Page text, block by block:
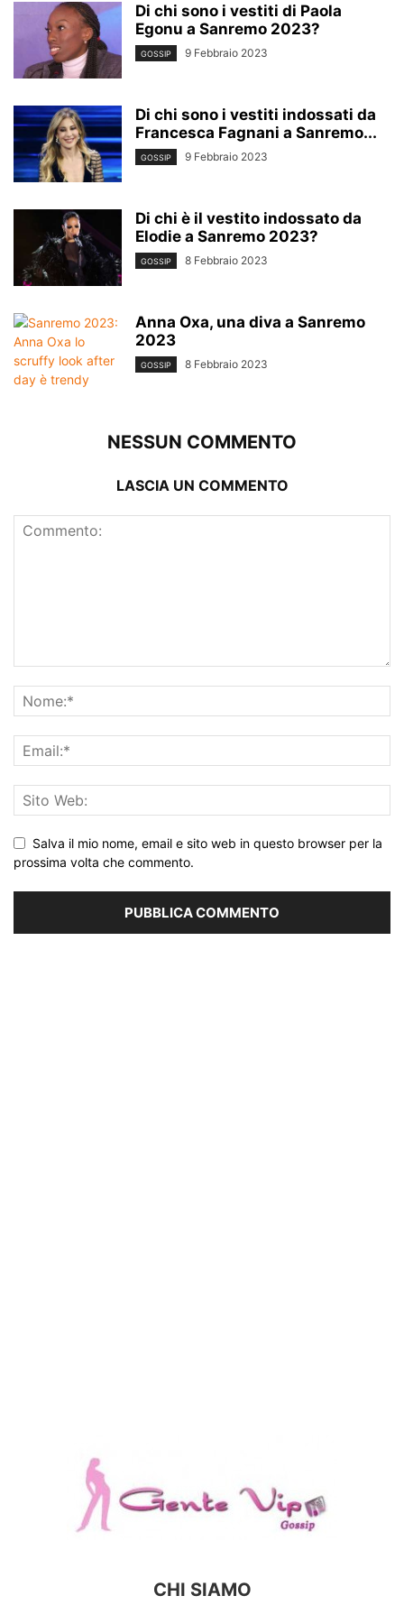
Di chi sono i vestiti di Paola
Egonu a Sanremo 2023?
GOSSIP 9 Febbraio 2023
Di chi sono i vestiti indossati da
Francesca Fagnani a Sanremo...
GOSSIP 9 Febbraio 2023
Di chi è il vestito indossato da
Elodie a Sanremo 2023?
GOSSIP 8 Febbraio 2023
Anna Oxa, una diva a Sanremo
2023
GOSSIP 8 Febbraio 2023
NESSUN COMMENTO
LASCIA UN COMMENTO
Salva il mio nome, email e sito web in questo browser per la
prossima volta che commento.
CHI SIAMO